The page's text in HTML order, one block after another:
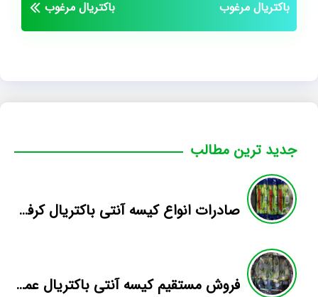
باکتریال مرغوب
باکتریال مرغوب
جدید ترین مطالب
صادرات انواع کیسه آنتی باکتریال کرفس
فروش مستقیم کیسه آنتی باکتریال عمده